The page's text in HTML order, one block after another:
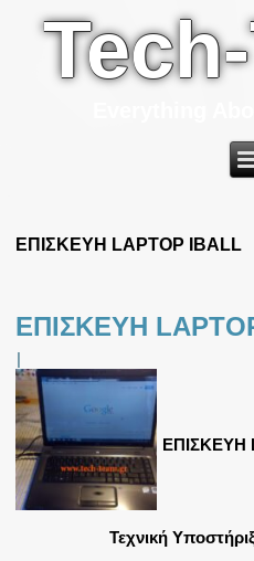
ΕΠΙΣΚΕΥΗ LAPTOP IBALL
ΕΠΙΣΚΕΥΗ
|
ΕΠΙΣΚΕΥΗ
Τεχνική